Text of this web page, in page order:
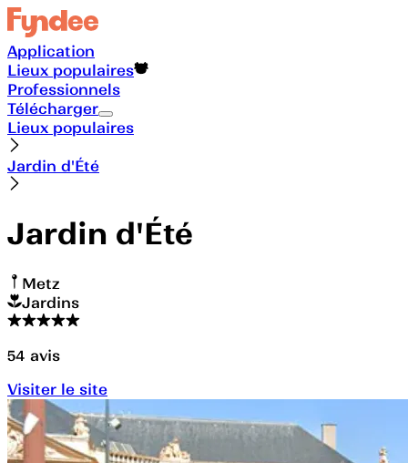
Application
Lieux populaires
Professionnels
Télécharger
Lieux populaires
Jardin d'Été
Jardin d'Été
Metz
Jardins
54 avis
Visiter le site